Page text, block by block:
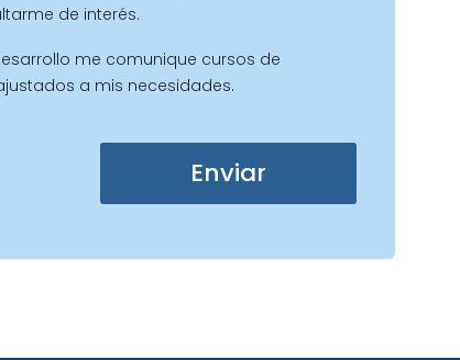
de interés.
me comunique cursos de
a mis necesidades.
Enviar